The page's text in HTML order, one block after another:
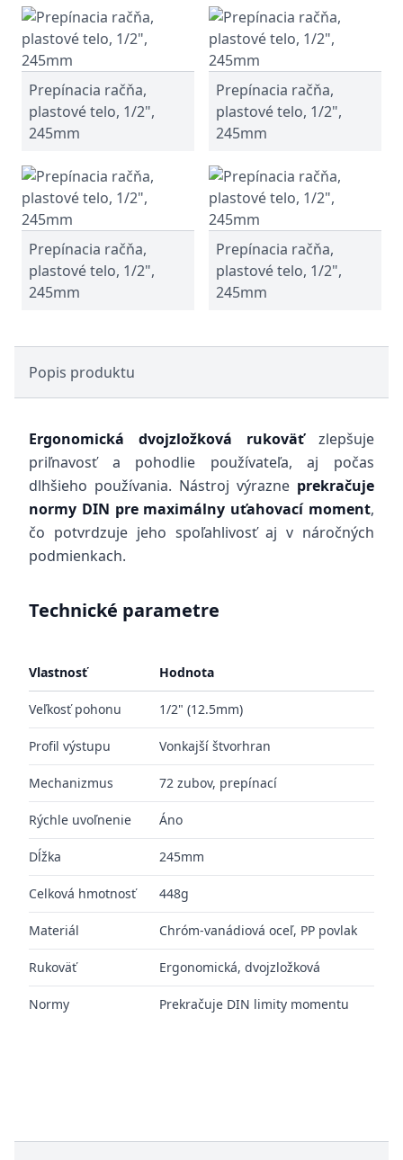
Prepínacia račňa,
plastové telo, 1/2",
245mm
Prepínacia račňa,
plastové telo, 1/2",
245mm
Prepínacia račňa,
plastové telo, 1/2",
245mm
Prepínacia račňa,
plastové telo, 1/2",
245mm
Popis produktu
Ergonomická dvojzložková rukoväťzlepšuje
priľnavosť a pohodlie používateľa, aj počas
dlhšieho používania. Nástroj výrazne prekračuje
normy DIN pre maximálny uťahovací moment,
čo potvrdzuje jeho spoľahlivosť aj v náročných
podmienkach.
Technické parametre
Vlastnosť Hodnota
Veľkosť pohonu 1/2" (12.5mm)
Profil výstupu Vonkajší štvorhran
Mechanizmus 72 zubov, prepínací
Rýchle uvoľnenie Áno
Dĺžka 245mm
Celková hmotnosť 448g
Materiál Chróm-vanádiová oceľ, PP povlak
Rukoväť Ergonomická, dvojzložková
Normy Prekračuje DIN limity momentu